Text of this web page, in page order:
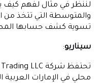
لننظر في مثال لفهم كيف
والمتوسطة التي تتخذ من
تسوية كشف حسابها
سيناريو: